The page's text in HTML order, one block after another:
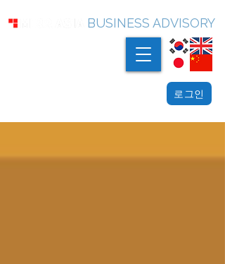
BUSINESS ADVISORY
로그인